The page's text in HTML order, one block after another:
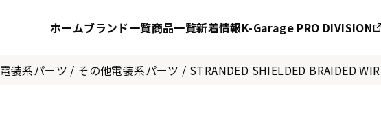
ホームブランド一覧商品一覧新着情報K-Garage PRO DIVISION
電装系パーツ / その他電装系パーツ / STRANDED SHIELDED BRAIDED